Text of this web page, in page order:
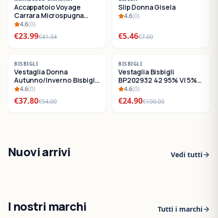
SALDI
Accappatoio Voyage
Carrara Microspugna
Cotone
4.6(0)
€23.99€41.34
SALDI
Slip Donna Gisela
4.6(0)
€5.46€7.00
-30 %
SALDI
BISBIGLI
Vestaglia Donna
Autunno/Inverno Bisbigli
BO288632
4.6(0)
€37.80€54.00
-75 %
SALDI
BISBIGLI
Vestaglia Bisbigli
BP202932 42 95% VI 5%
EA4.6(0)
€24.90€100.00
Nuovi arrivi Vedi tutti
I nostri marchi Tutti i marchi